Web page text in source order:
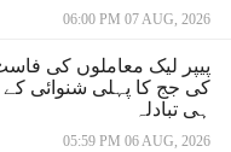
06:00 PM 07 AUG, 2026
پیپر لیک معاملوں کی
کی جج کا پہلی شنوائی کے
ہی تبادلہ
05:59 PM 06 AUG, 2026